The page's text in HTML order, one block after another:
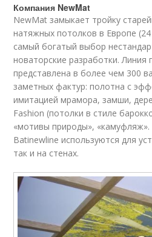
Компания NewMat
NewMat замыкает тройку
натяжных потолков в Европе
самый богатый выбор
новаторские разработки. Линия
представлена в более чем 300
заметных фактур: полотна с
имитацией мрамора, замши,
Fashion (потолки в стиле
«мотивы природы»,
Batinewline используются для
так и на стенах.